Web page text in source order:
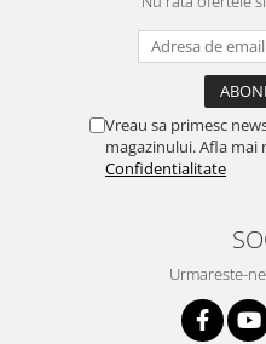
Vreau sa primesc
magazinului. Afla mai
Confidentialitate
Urmareste-